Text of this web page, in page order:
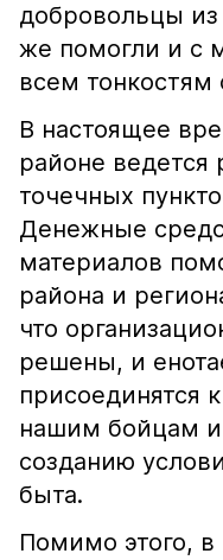
добровольцы
же помогли и с
всем тонкостям
В настоящее
районе ведется
точечных
Денежные
материалов
района и
что
решены, и
присоединятся
нашим бойцам
созданию
быта.
Помимо этого, в